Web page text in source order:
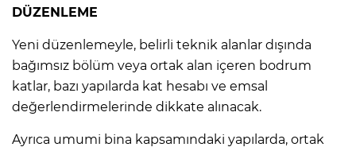
DÜZENLEME
Yeni düzenlemeyle, belirli teknik alanlar dışında
bağımsız bölüm veya ortak alan içeren bodrum
katlar, bazı yapılarda kat hesabı ve emsal
değerlendirmelerinde dikkate alınacak.
Ayrıca umumi bina kapsamındaki yapılarda, ortak